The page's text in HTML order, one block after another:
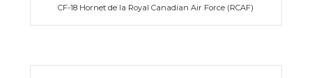
CF-18 Hornet de la Royal Canadian Air Force (RCAF)